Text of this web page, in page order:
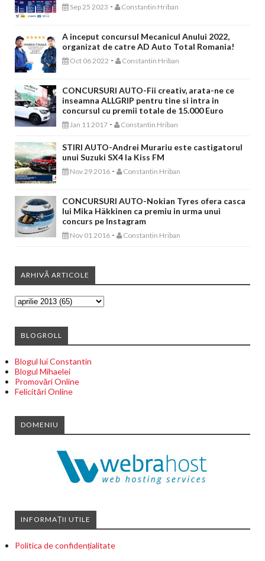
Sep 25 2023 - Constantin Hriban
A inceput concursul Mecanicul Anului 2022,
organizat de catre AD Auto Total Romania!
Oct 06 2022 - Constantin Hriban
CONCURSURI AUTO-Fii creativ, arata-ne ce
inseamna ALLGRIP pentru tine si intra in
concursul cu premii totale de 15.000 Euro
Jan 11 2017 - Constantin Hriban
STIRI AUTO-Andrei Murariu este castigatorul
unui Suzuki SX4 la Kiss FM
Nov 29 2016 - Constantin Hriban
CONCURSURI AUTO-Nokian Tyres ofera casca
lui Mika Häkkinen ca premiu in urma unui
concurs pe Instagram
Nov 01 2016 - Constantin Hriban
ARHIVĂ ARTICOLE
BLOGROLL
Blogul lui Constantin
Blogul Mihaelei
Promovări Online
Felicitări Online
DOMENIU
INFORMAȚII UTILE
Politica de confidențialitate